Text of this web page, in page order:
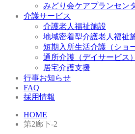
みどり会ケアプランセン
介護サービス
介護老人福祉施設
地域密着型介護老人福祉
短期入所生活介護（ショ
通所介護（デイサービス）
居宅介護支援
行事お知らせ
FAQ
採用情報
HOME
第2廊下-2